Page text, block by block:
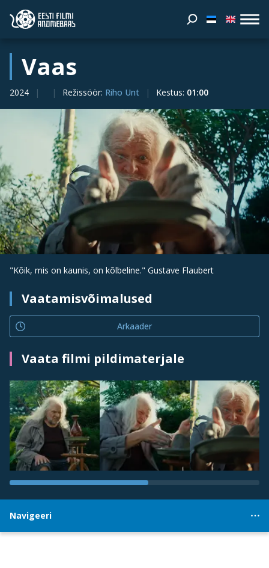
Vaas
2024 Režissöör: Riho Unt Kestus: 01:00
"Kõik, mis on kaunis, on kõlbeline." Gustave Flaubert
Vaatamisvõimalused
Arkaader
Vaata filmi pildimaterjale
Navigeeri